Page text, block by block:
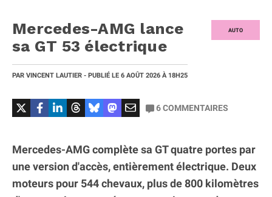
AUTO
Mercedes-AMG lance
sa GT 53 électrique
PAR VINCENT LAUTIER - PUBLIÉ LE 6 AOÛT 2026 À 18H25
6COMMENTAIRES
Mercedes-AMG complète sa GT quatre portes par
une version d'accès, entièrement électrique. Deux
moteurs pour 544 chevaux, plus de 800 kilomètres